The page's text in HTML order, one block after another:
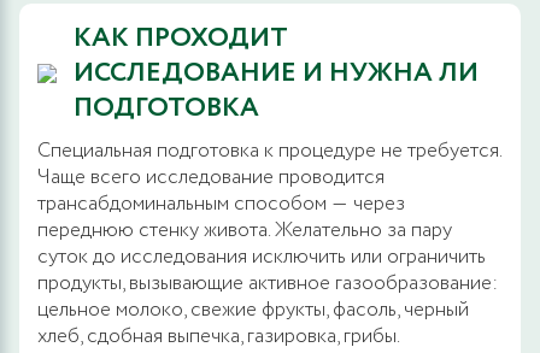
КАК ПРОХОДИТ
ИССЛЕДОВАНИЕ И НУЖНА ЛИ
ПОДГОТОВКА
Специальная подготовка к процедуре не требуется.
Чаще всего исследование проводится
трансабдоминальным способом ― через
переднюю стенку живота. Желательно за пару
суток до исследования исключить или ограничить
продукты, вызывающие активное газообразование:
цельное молоко, свежие фрукты, фасоль, черный
хлеб, сдобная выпечка, газировка, грибы.